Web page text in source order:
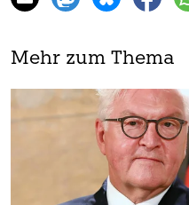
Mehr zum Thema